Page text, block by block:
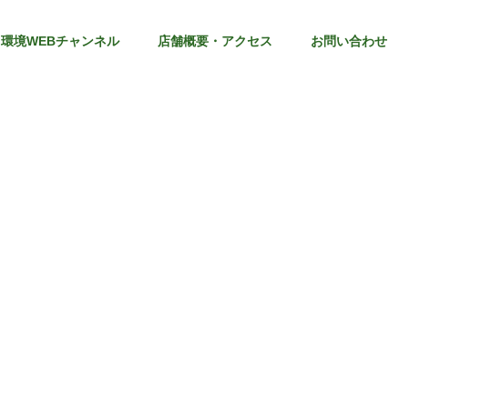
環境WEBチャンネル 店舗概要・アクセス お問い合わせ